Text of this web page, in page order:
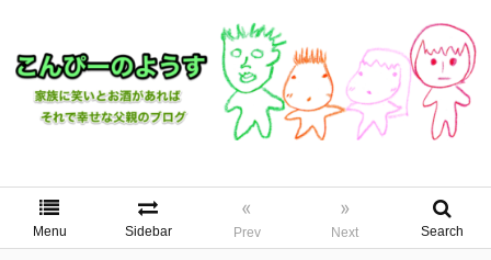
Menu Sidebar
«
Prev
»
Next Search